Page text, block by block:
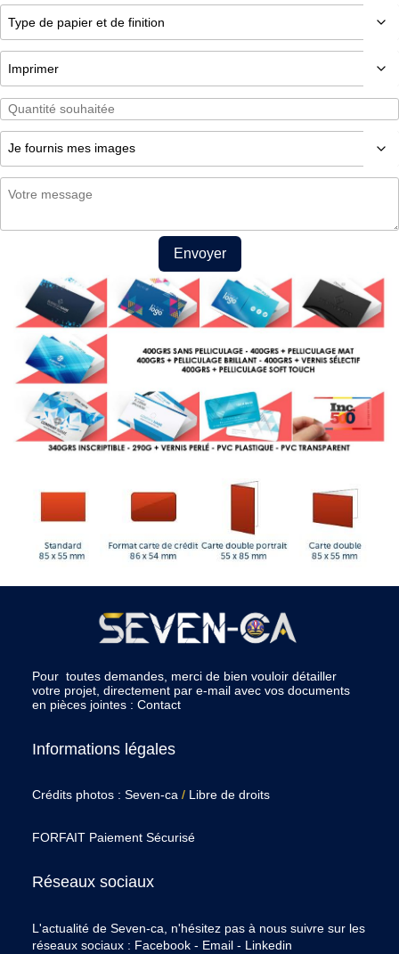
Envoyer
Pour toutes demandes, merci de bien vouloir détailler
votre projet, directement par e-mail avec vos documents
en pièces jointes : Contact
Informations légales
Crédits photos : Seven-ca / Libre de droits
FORFAIT Paiement Sécurisé
Réseaux sociaux
L'actualité de Seven-ca, n'hésitez pas à nous suivre sur les
réseaux sociaux : Facebook - Email - Linkedin